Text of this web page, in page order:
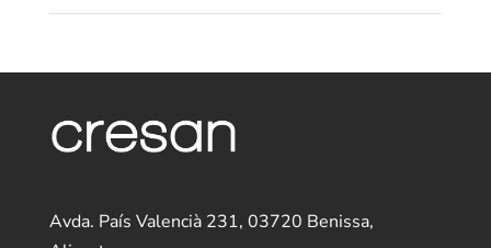
Avda. País Valencià 231, 03720 Benissa,